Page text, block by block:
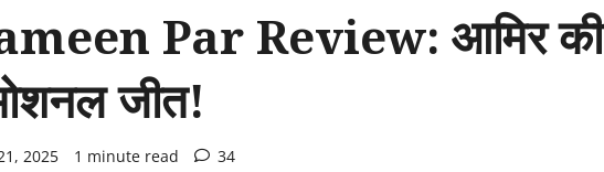
Par Review: आमिर की
जीत!
2025 1 minute read 34